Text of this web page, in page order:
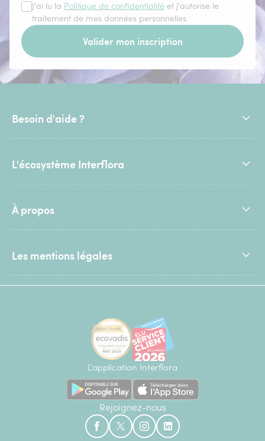
J'ai lu la Politique de confidentialité et j'autorise le
traitement de mes données personnelles.
Valider mon inscription
Besoin d'aide ?
L'écosystème Interflora
À propos
Les mentions légales
L'application Interflora
Rejoignez-nous